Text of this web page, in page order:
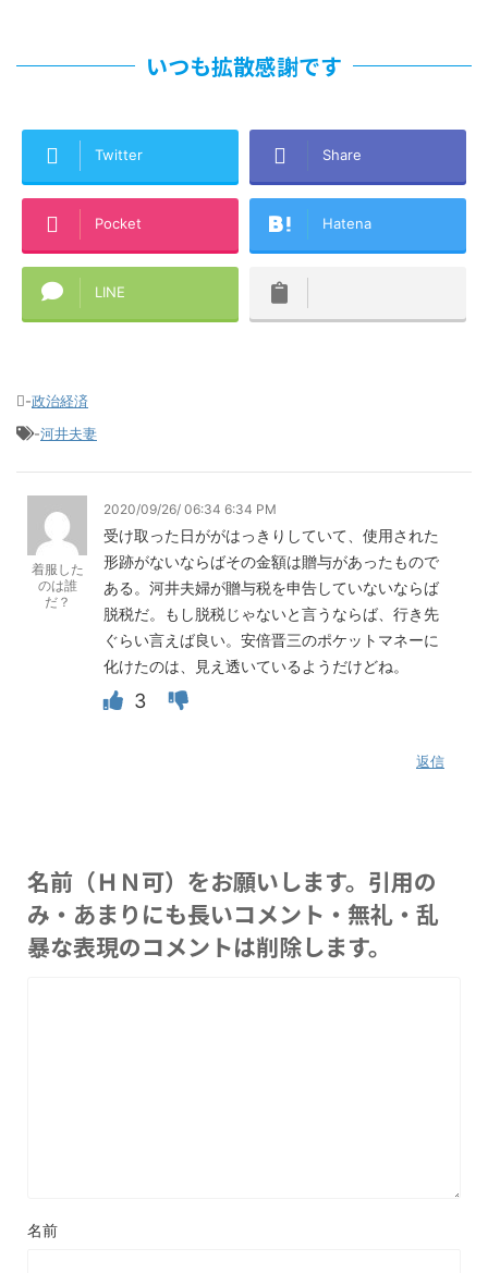
いつも拡散感謝です
Twitter Share
Pocket Hatena
LINE
-政治経済
-河井夫妻
着服した
のは誰
だ？
2020/09/26/ 06:34 6:34 PM
受け取った日ががはっきりしていて、使用された
形跡がないならばその金額は贈与があったもので
ある。河井夫婦が贈与税を申告していないならば
脱税だ。もし脱税じゃないと言うならば、行き先
ぐらい言えば良い。安倍晋三のポケットマネーに
化けたのは、見え透いているようだけどね。
3
返信
名前（ＨＮ可）をお願いします。引用の
み・あまりにも長いコメント・無礼・乱
暴な表現のコメントは削除します。
名前